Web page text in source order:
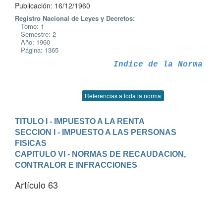
Publicación: 16/12/1960
Registro Nacional de Leyes y Decretos:
Tomo: 1
Semestre: 2
Año: 1960
Página: 1365
Indice de la Norma
Referencias a toda la norma
TITULO I - IMPUESTO A LA RENTA
SECCION I - IMPUESTO A LAS PERSONAS
FISICAS
CAPITULO VI - NORMAS DE RECAUDACION,
CONTRALOR E INFRACCIONES
Artículo 63